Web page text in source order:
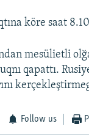
köre saat
mesülietli
qapattı.
Follow us